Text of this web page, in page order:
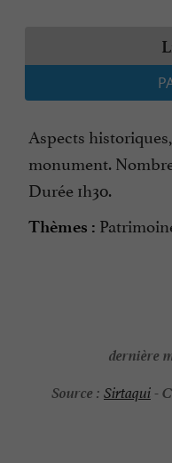
Aspects
monument.
Durée 1h30.
Thèmes :
dernière
Source : Sirtaqui-